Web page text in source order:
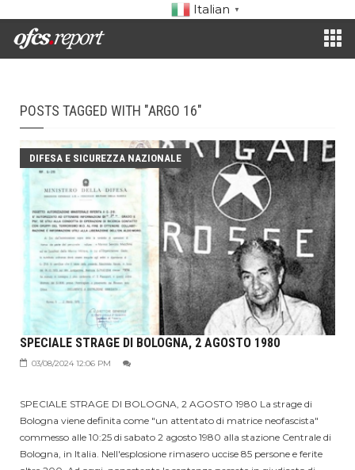
Italian ▼
POSTS TAGGED WITH "ARGO 16"
DIFESA E SICUREZZA NAZIONALE
SPECIALE STRAGE DI BOLOGNA, 2 AGOSTO 1980
03/08/2024 12:06 PM
SPECIALE STRAGE DI BOLOGNA, 2 AGOSTO 1980 La strage di
Bologna viene definita come "un attentato di matrice neofascista"
commesso alle 10:25 di sabato 2 agosto 1980 alla stazione Centrale di
Bologna, in Italia. Nell'esplosione rimasero uccise 85 persone e ferite